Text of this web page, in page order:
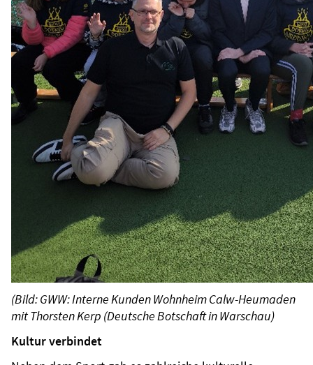
(Bild: GWW: Interne Kunden Wohnheim Calw-Heumaden
mit Thorsten Kerp (Deutsche Botschaft in Warschau)
Kultur verbindet